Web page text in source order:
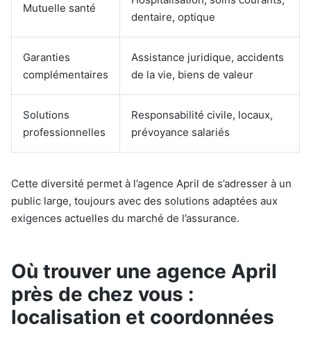
Mutuelle santé
dentaire, optique
Garanties
complémentaires
Assistance juridique, accidents
de la vie, biens de valeur
Solutions
professionnelles
Responsabilité civile, locaux,
prévoyance salariés
Cette diversité permet à l’agence April de s’adresser à un
public large, toujours avec des solutions adaptées aux
exigences actuelles du marché de l’assurance.
Où trouver une agence April
près de chez vous :
localisation et coordonnées